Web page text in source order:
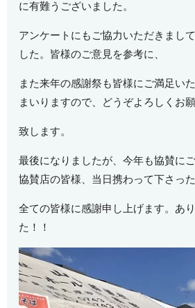
に有難うございました。
アンケートにもご協力いただきまし
した。皆様のご意見を参考に、
また来年の感謝祭も皆様にご満足い
まいりますので、どうぞよろしくお
致します。
最後になりましたが、今年も協賛に
協賛店の皆様、当日携わって下さった
全ての皆様に感謝申し上げます。 あ
た！！